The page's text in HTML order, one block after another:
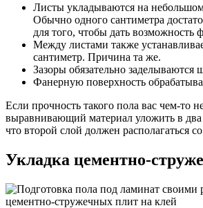
Листы укладываются на небольшом
Обычно одного сантиметра
для того, чтобы дать возможность
Между листами также
сантиметр. Причина та же.
Зазоры обязательно заделываются
Фанерную поверхность
Если прочность такого пола вас чем-то
выравнивающий материал уложить в
что второй слой должен располагаться
Укладка цементно-
цементно-стружечных плит на клей